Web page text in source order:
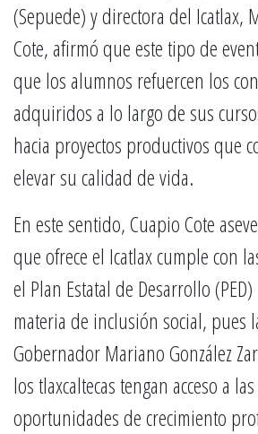
(Sepuede) y directora del Icatlax,
Cote, afirmó que este tipo de
que los alumnos refuercen los
adquiridos a lo largo de sus
hacia proyectos productivos que
elevar su calidad de vida.
En este sentido, Cuapio Cote
que ofrece el Icatlax cumple con
el Plan Estatal de Desarrollo
materia de inclusión social, pues
Gobernador Mariano González
los tlaxcaltecas tengan acceso a
oportunidades de crecimiento